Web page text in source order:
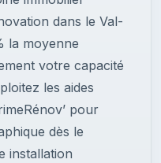
dans le Val-
la moyenne
votre capacité
les aides
pour
dès le
installation